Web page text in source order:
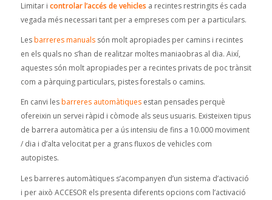
Limitar i controlar l’accés de vehicles a recintes restringits és cada
vegada més necessari tant per a empreses com per a particulars.
Lesbarreres manuals són molt apropiades per camins i recintes
en els quals no s’han de realitzar moltes maniaobras al dia. Així,
aquestes són molt apropiades per a recintes privats de poc trànsit
com a pàrquing particulars, pistes forestals o camins.
En canvi lesbarreres automàtiques estan pensades perquè
ofereixin un servei ràpid i còmode als seus usuaris. Existeixen tipus
de barrera automàtica per a ús intensiu de fins a 10.000 moviment
/ dia i d’alta velocitat per a grans fluxos de vehicles com
autopistes.
Les barreres automàtiques s’acompanyen d’un sistema d’activació
i per això ACCESOR els presenta diferents opcions com l’activació